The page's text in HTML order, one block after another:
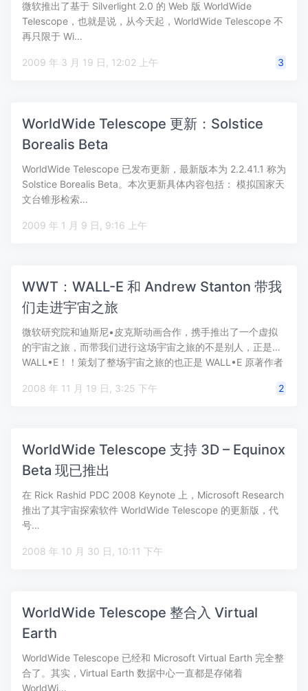
微软推出了基于 Silverlight 2.0 的 Web 版 WorldWide
Telescope，也就是说，从今天起，WorldWide Telescope 不
再只限于 Wi…
2009 年 3 月 19 日, 12:02 上午 3
WorldWide Telescope 更新：Solstice
Borealis Beta
WorldWide Telescope 已发布更新，最新版本为 2.2.41.1 称为
Solstice Borealis Beta。本次更新具体内容包括： 模拟国家天
文台锥形检索…
2009 年 1 月 9 日, 9:16 上午
WWT：WALL-E 和 Andrew Stanton 带我
们走进宇宙之旅
微软研究院和迪斯尼•皮克斯动画合作，携手推出了一个虚拟
的宇宙之旅，而带我们进行这场宇宙之旅的不是别人，正是…
WALL•E！！策划了整场宇宙之旅的也正是 WALL•E 原著作者
2008 年 11 月 19 日, 3:25 下午
2
WorldWide Telescope 支持 3D – Equinox
Beta 现已推出
在 Rick Rashid PDC 2008 Keynote 上，Microsoft Research
推出了其宇宙探索软件 WorldWide Telescope 的更新版，代
号…
2008 年 10 月 30 日, 10:11 下午
WorldWide Telescope 整合入 Virtual
Earth
WorldWide Telescope 已经和 Microsoft Virtual Earth 完全整
合了。其实，Virtual Earth 数据中心一直都是存储着
WorldWi…